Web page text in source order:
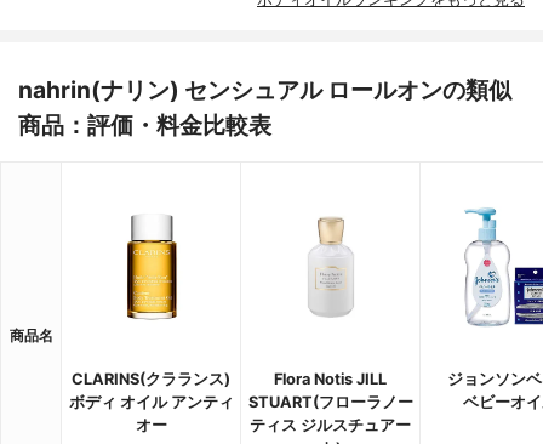
nahrin(ナリン) センシュアル ロールオンの類似
商品：評価・料金比較表
商品名
CLARINS(クラランス)
ボディ オイル アンティ
オー
Flora Notis JILL
STUART(フローラノー
ティス ジルスチュアー
ジョンソン
ベビーオ